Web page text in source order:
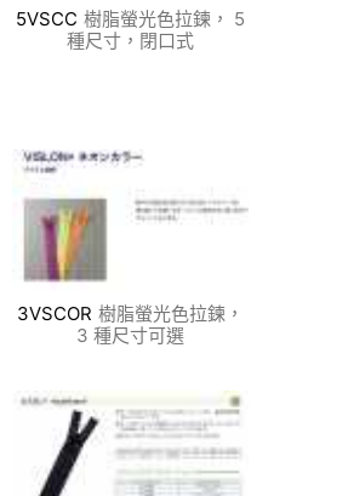
5VSCC 樹脂螢光色拉鍊， 5
種尺寸，閉口式
3VSCOR 樹脂螢光色拉鍊，
3 種尺寸可選